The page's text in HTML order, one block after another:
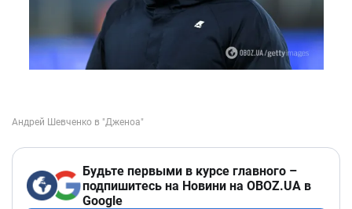
Будьте первыми в курсе главного –
подпишитесь на Новини на OBOZ.UA в
Google